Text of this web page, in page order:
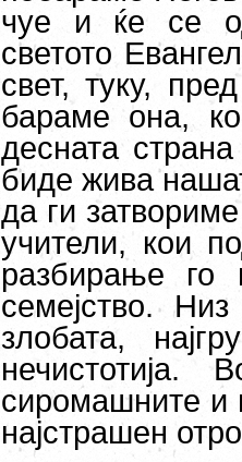
чуе и ќе се
светото
свет, туку,
бараме она,
десната
биде жива
да ги
учители, кои
разбирање го
семејство.
злобата,
сиромашните и
најстрашен